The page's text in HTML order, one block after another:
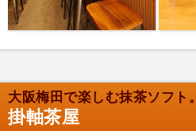
大阪梅田で楽しむ抹茶ソフト。
掛軸茶屋